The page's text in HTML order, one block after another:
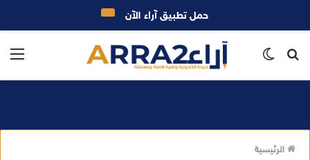
بحث
الرئيسية
حمل تطبيق آراء الآن